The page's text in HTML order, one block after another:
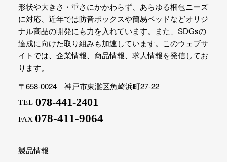
形状や大きさ・重さにかかわらず、あらゆる梱包ニーズ
に対応、近年では防音ボックスや簡易ベッドなどオリジ
ナル商品の開発にも力を入れています。また、SDGsの
達成に向けた取り組みも加速しています。このウェブサ
イトでは、企業情報、商品情報、求人情報を発信してお
ります。
〒658-0024 神戸市東灘区魚崎浜町27-22
TEL 078-441-2401
FAX 078-411-9064
製品情報